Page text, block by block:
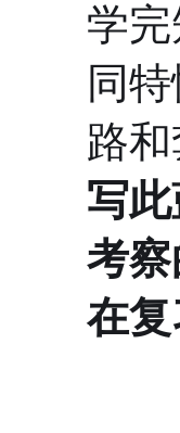
学
同
路
写
考
在